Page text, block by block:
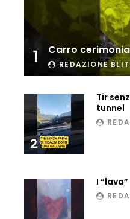
Ucraina,
i droni russi
Tir bloccato
Parco
all’improvviso
Auto fuori
tragedia a
1 Carro
REDAZIONE
2
Tir
tunnel
I